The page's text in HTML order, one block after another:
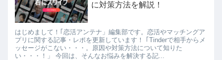
に対策方法を解説！
はじめまして！｢恋活アンテナ」編集部です。恋活やマッチングア
プリに関する記事・レポを更新しています！ ｢Tinderで相手からメ
ッセージがこない・・・。原因や対策方法について知りた
い・・・！」 今回は、そんなお悩みを解決する記...